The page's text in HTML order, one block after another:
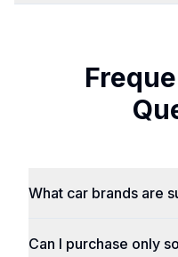
What car brands are
Can I purchase only